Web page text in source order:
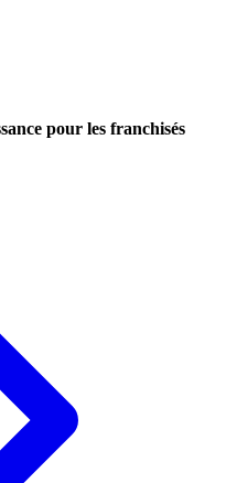
pour les franchisés